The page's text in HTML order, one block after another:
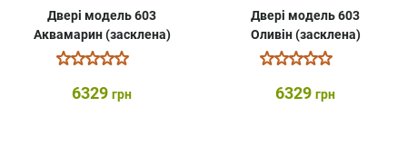
Двері модель 603
Аквамарин (засклена)
6329 грн
Двері модель 603
Оливін (засклена)
6329 грн